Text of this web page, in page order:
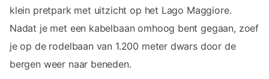
klein pretpark met uitzicht op het Lago Maggiore.
Nadat je met een kabelbaan omhoog bent gegaan, zoef
je op de rodelbaan van 1.200 meter dwars door de
bergen weer naar beneden.